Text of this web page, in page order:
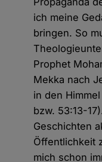
ich meine
bringen. So
Prophet
Mekka nach
in den
bzw. 53:13-
Geschichten
Öffentlichkeit
mich schon